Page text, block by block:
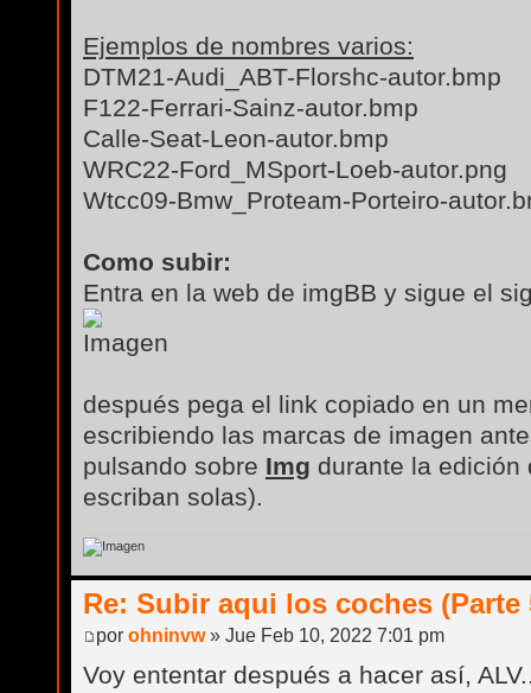
Ejemplos de nombres varios:
DTM21-Audi_ABT-Florshc-autor.bmp
F122-Ferrari-Sainz-autor.bmp
Calle-Seat-Leon-autor.bmp
WRC22-Ford_MSport-Loeb-autor.png
Wtcc09-Bmw_Proteam-Porteiro-
Como subir:
Entra en la web de imgBB y sigue el
después pega el link copiado en un
escribiendo las marcas de imagen
pulsando sobre Img durante la edición
escriban solas).
Re: Subir aqui los coches (Parte
por ohninvw» Jue Feb 10, 2022 7:01 pm
Voy ententar después a hacer así,